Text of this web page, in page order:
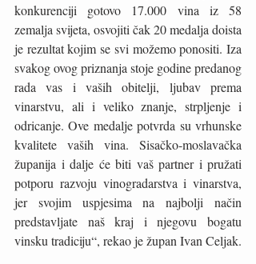
konkurenciji gotovo 17.000 vina iz 58
zemalja svijeta, osvojiti čak 20 medalja doista
je rezultat kojim se svi možemo ponositi. Iza
svakog ovog priznanja stoje godine predanog
rada vas i vaših obitelji, ljubav prema
vinarstvu, ali i veliko znanje, strpljenje i
odricanje. Ove medalje potvrda su vrhunske
kvalitete vaših vina. Sisačko-moslavačka
županija i dalje će biti vaš partner i pružati
potporu razvoju vinogradarstva i vinarstva,
jer svojim uspjesima na najbolji način
predstavljate naš kraj i njegovu bogatu
vinsku tradiciju“, rekao je župan Ivan Celjak.